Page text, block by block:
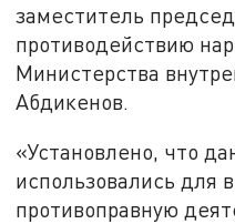
заместитель
противодействию
Министерства
Абдикенов.
«Установлено, что
использовались для
противоправную